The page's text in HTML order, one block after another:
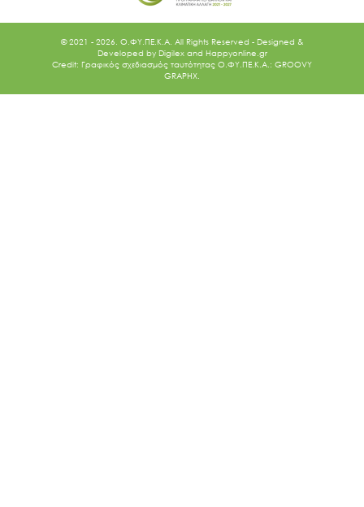
© 2021 - 2026. O.ΦΥ.ΠΕ.Κ.Α. All Rights Reserved - Designed &
Developed by Digilex and Happyonline.gr
Credit: Γραφικός σχεδιασμός ταυτότητας Ο.ΦΥ.ΠΕ.Κ.Α.: GROOVY
GRAPHX.